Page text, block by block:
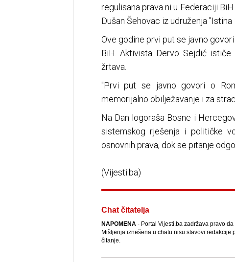
regulisana prava ni u Federaciji
Dušan Šehovac iz udruženja "Istina
Ove godine prvi put se javno
BiH. Aktivista Dervo Sejdić
žrtava.
"Prvi put se javno govori o
memorijalno obilježavanje i za
Na Dan logoraša Bosne i
sistemskog rješenja i političke
osnovnih prava, dok se pitanje
(Vijesti.ba)
Chat čitatelja
NAPOMENA- Portal Vijesti.ba zadržava pravo
Mišljenja iznešena u chatu nisu stavovi redakcije
čitanje.